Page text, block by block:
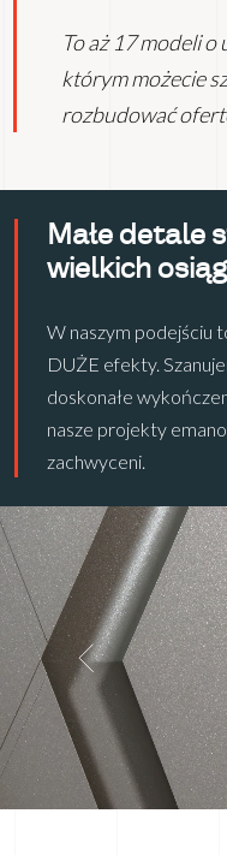
To aż 17 modeli
którym możecie
rozbudować
Małe detale
wielkich
W naszym podejściu
DUŻE efekty.
doskonałe
nasze projekty
zachwyceni.